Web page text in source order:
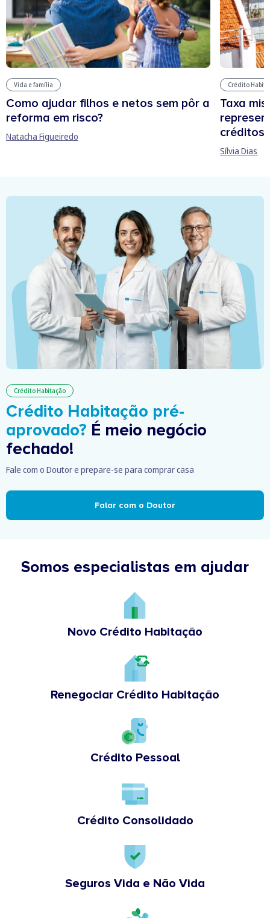
Vida e família
Como ajudar filhos e netos sem pôr a
reforma em risco?
Natacha Figueiredo
Crédito
Taxa
créditos
Sílvia Dias
Crédito Habitação
Crédito Habitação pré-
aprovado? É meio negócio
fechado!
Fale com o Doutor e prepare-se para comprar casa
Falar com o Doutor
Somos especialistas em ajudar
Novo Crédito Habitação
Renegociar Crédito Habitação
Crédito Pessoal
Crédito Consolidado
Seguros Vida e Não Vida